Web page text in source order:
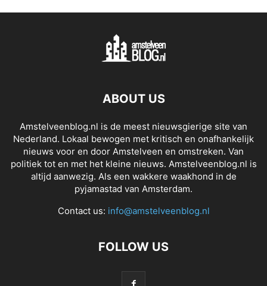
ABOUT US
Amstelveenblog.nl is de meest nieuwsgierige site van
Nederland. Lokaal bewogen met kritisch en onafhankelijk
nieuws voor en door Amstelveen en omstreken. Van
politiek tot en met het kleine nieuws. Amstelveenblog.nl is
altijd aanwezig. Als een wakkere waakhond in de
pyjamastad van Amsterdam.
Contact us: info@amstelveenblog.nl
FOLLOW US